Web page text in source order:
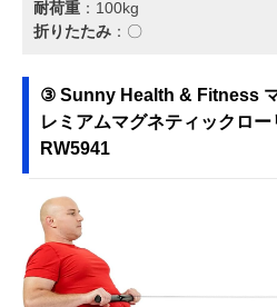
耐荷重 ：100kg
折りたたみ ：〇
③ Sunny Health & Fitness
レミアムマグネティックロ
RW5941